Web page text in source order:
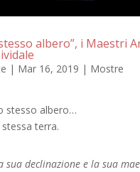
albero”, i Maestri
| Mar 16, 2019 | Mostre
stesso albero…
terra.
sua declinazione e la sua